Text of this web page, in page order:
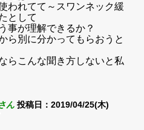
われてて～スワンネック緩
として
事が理解できるか？
ら別に分かってもらおうと
らこんな聞き方しないと私
ん 投稿日：2019/04/25(木)